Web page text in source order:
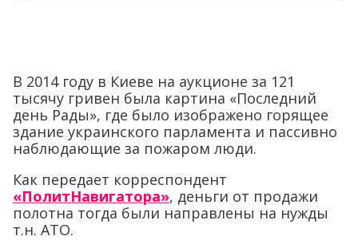
В 2014 году в Киеве на аукционе за 121
тысячу гривен была картина «Последний
день Рады», где было изображено горящее
здание украинского парламента и пассивно
наблюдающие за пожаром люди.
Как передает корреспондент
«ПолитНавигатора», деньги от продажи
полотна тогда были направлены на нужды
т.н. АТО.